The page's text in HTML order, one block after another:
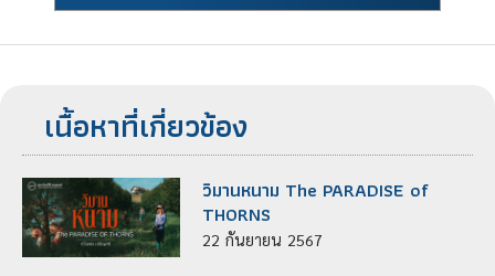
เนื้อหาที่เกี่ยวข้อง
วิมานหนาม The PARADISE of
THORNS
22 กันยายน 2567